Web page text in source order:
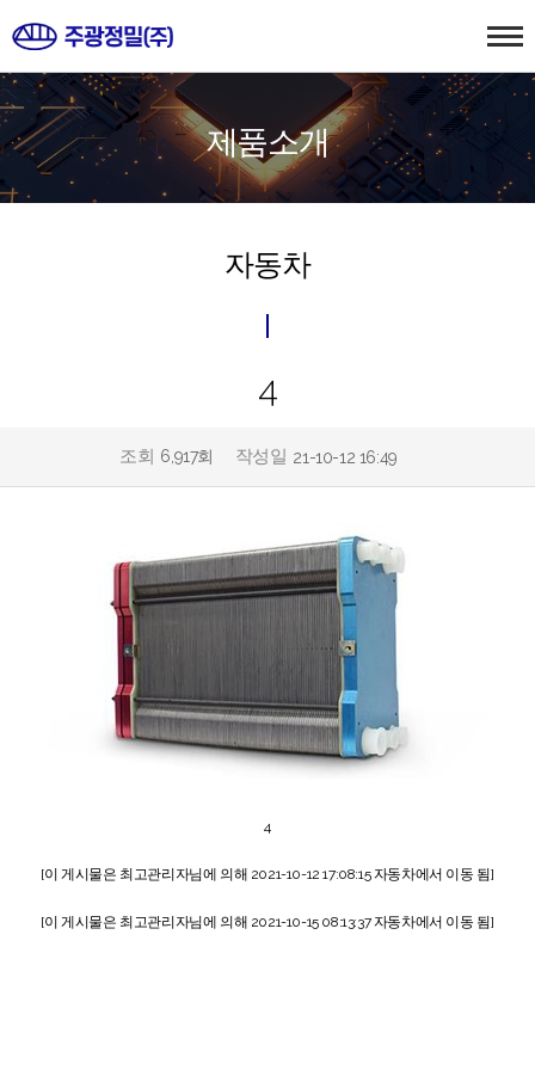
제품소개
자동차
4
조회 6,917회 작성일 21-10-12 16:49
4
[이 게시물은 최고관리자님에 의해 2021-10-12 17:08:15 자동차에서 이동 됨]
[이 게시물은 최고관리자님에 의해 2021-10-15 08:13:37 자동차에서 이동 됨]